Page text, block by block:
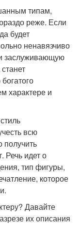
типам,
реже. Если
будет
ненавязчиво
заслуживающую
характере и
всю
получить
Речь идет о
тип фигуры,
которое
Давайте
их описания